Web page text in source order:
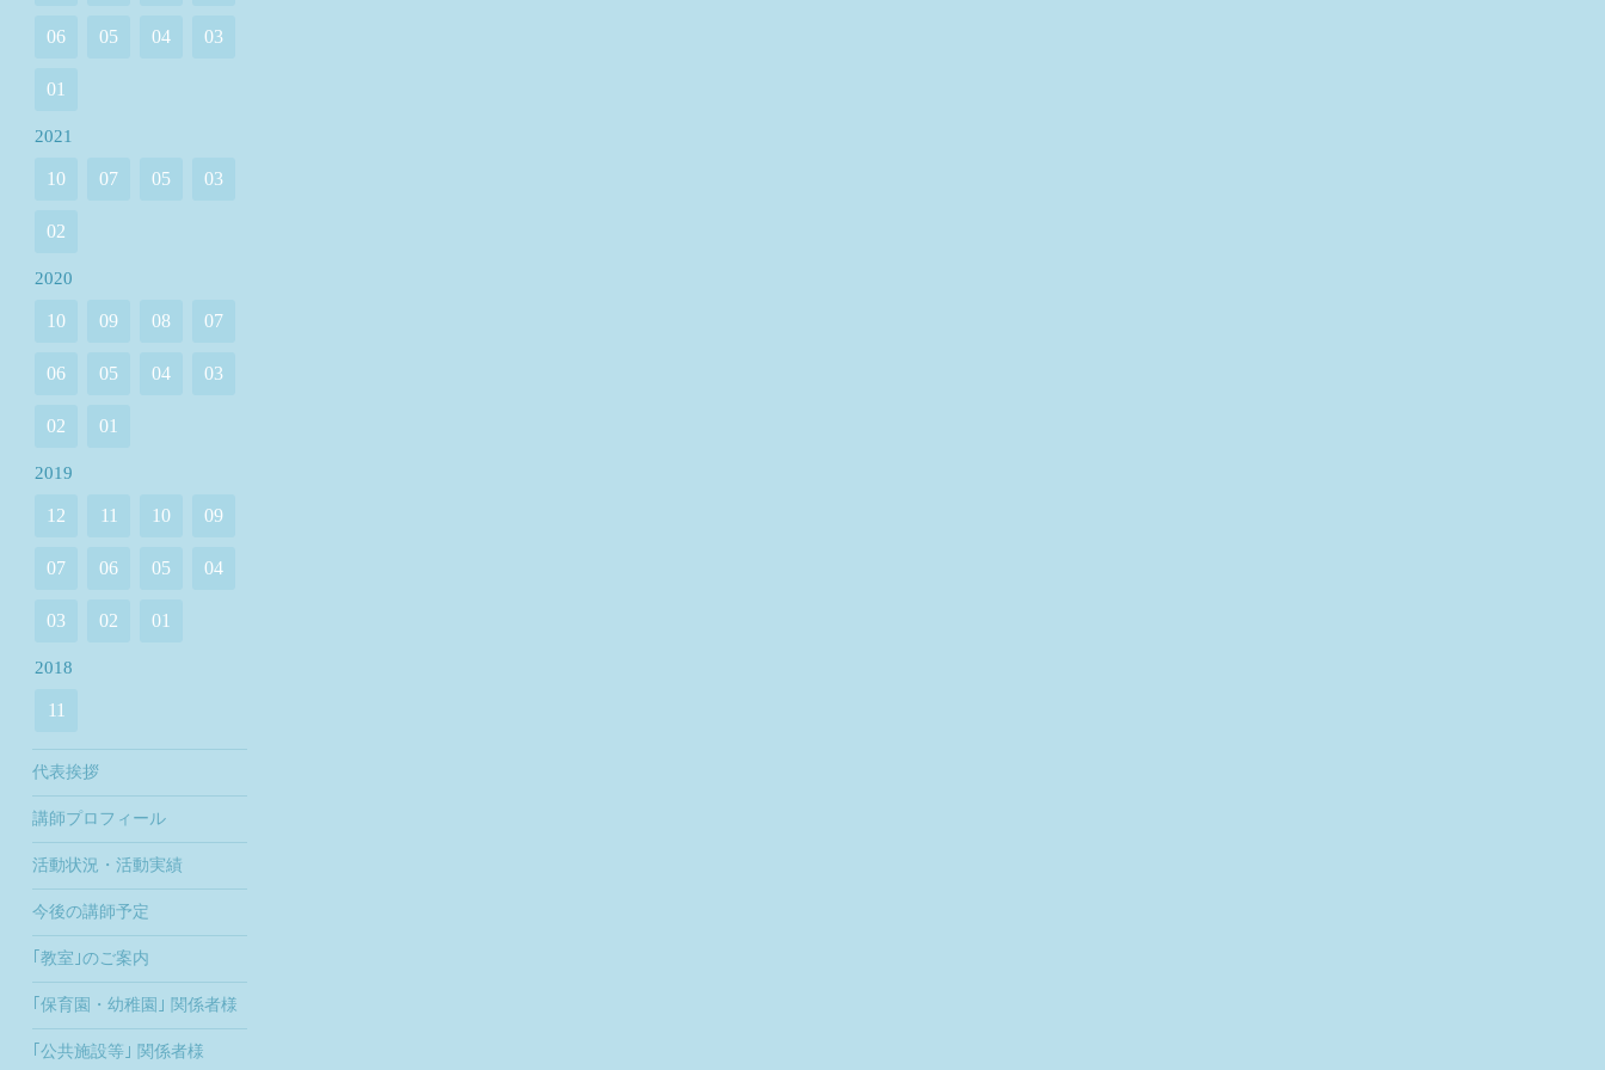
06 05 04 03
01
2021
10 07 05 03
02
2020
10 09 08 07
06 05 04 03
02 01
2019
12 11 10 09
07 06 05 04
03 02 01
2018
11
代表挨拶
講師プロフィール
活動状況・活動実績
今後の講師予定
｢教室｣のご案内
｢保育園・幼稚園｣ 関係者様
｢公共施設等｣ 関係者様